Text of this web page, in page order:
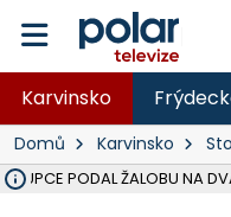
Karvinsko
Domů Karvinsko
PODAL ŽALOBU NA